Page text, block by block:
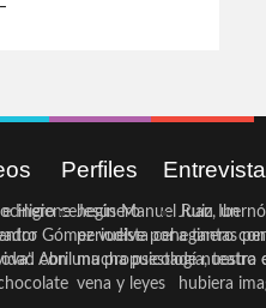
Higiene
Abril
ceheginero
Gómez vuelve por
con una propuesta
Perfiles
Jesús Manuel Ruiz, un
periodista ceheginero con
mucha psicología, teatro
vena y leyes
Juan
a tantas
de nuestra
hubiera